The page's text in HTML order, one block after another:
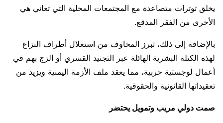
يخلق توترات متصاعدة مع المجتمعات المحلية التي تعاني هي
الأخرى من الفقر المدقع.
بالإضافة إلى ذلك، تبرز المخاوف من استغلال أطراف النزاع
لهذه الكتلة البشرية الهائلة عبر التجنيد القسري أو الزج بهم في
أعمال لوجستية حربية، مما يعقد ملف الأزمة اليمنية ويزيد من
تعقيداتها القانونية والحقوقية.
صمت دولي مريب وتمويل يحتضر